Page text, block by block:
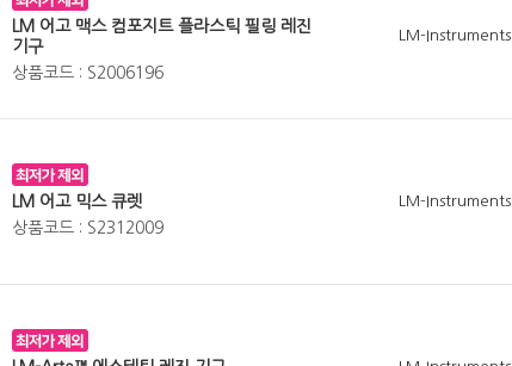
LM 어고 맥스 컴포지트 플라스틱 필링 레진
기구
상품코드 : S2006196
LM-Instruments
LM 어고 믹스 큐렛
상품코드 : S2312009
LM-Instruments